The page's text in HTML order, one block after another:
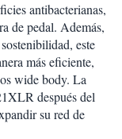
antibacterianas,
de pedal. Además,
este
más eficiente,
wide body. La
después del
su red de